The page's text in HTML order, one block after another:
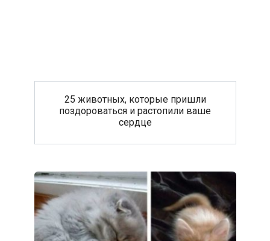
25 животных, которые пришли
поздороваться и растопили ваше
сердце